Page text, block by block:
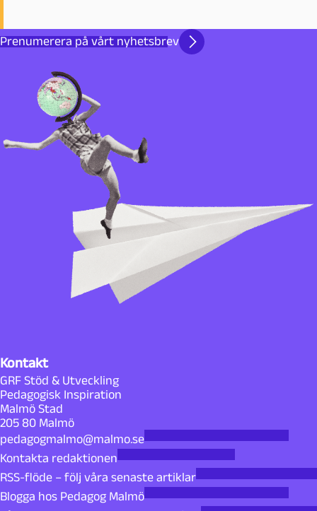
Prenumerera på vårt nyhetsbrev
Kontakt
GRF Stöd & Utveckling
Pedagogisk Inspiration
Malmö Stad
205 80 Malmö
pedagogmalmo@malmo.se
Kontakta redaktionen
RSS-flöde – följ våra senaste artiklar
Blogga hos Pedagog Malmö